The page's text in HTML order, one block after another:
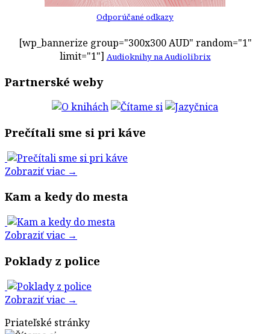
Odporúčané odkazy
[wp_bannerize group="300x300 AUD" random="1"
limit="1"] Audioknihy na Audiolibrix
Partnerské weby
Prečítali sme si pri káve
Zobraziť viac →
Kam a kedy do mesta
Zobraziť viac →
Poklady z police
Zobraziť viac →
Priateľské stránky